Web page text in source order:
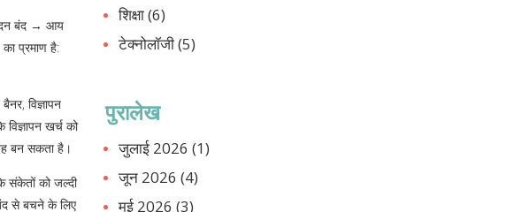
बंद → आय
प्रमाण है:
विज्ञापन
खर्च को
बन सकता है।
संकेतों को जल्दी
से बचने के लिए
शिक्षा(6)
टेक्नोलॉजी(5)
पुरालेख
जुलाई 2026 (1)
जून 2026 (4)
मई 2026 (3)